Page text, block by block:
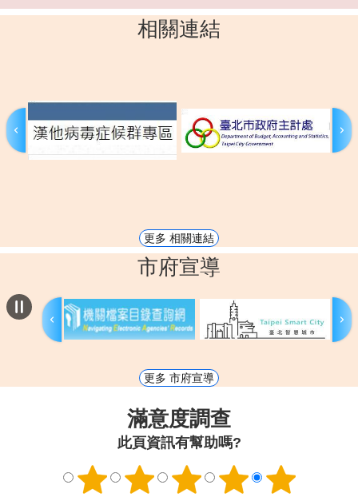
相關連結
更多 相關連結
市府宣導
更多 市府宣導
滿意度調查
此頁資訊有幫助嗎?